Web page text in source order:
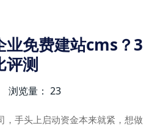
业免费建站cms？3
评测
浏览量： 23
，手头上启动资金本来就紧，想做